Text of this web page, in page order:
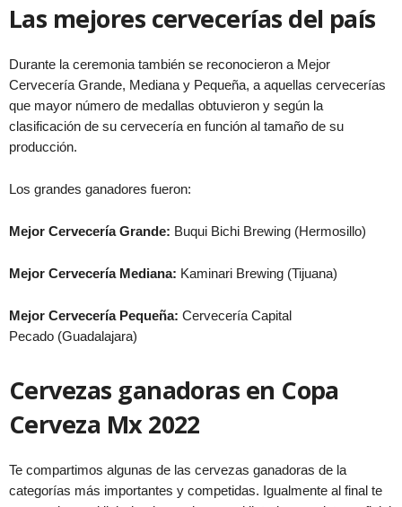
Las mejores cervecerías del país
Durante la ceremonia también se reconocieron a Mejor
Cervecería Grande, Mediana y Pequeña, a aquellas cervecerías
que mayor número de medallas obtuvieron y según la
clasificación de su cervecería en función al tamaño de su
producción.
Los grandes ganadores fueron:
Mejor Cervecería Grande: Buqui Bichi Brewing (Hermosillo)
Mejor Cervecería Mediana: Kaminari Brewing (Tijuana)
Mejor Cervecería Pequeña: Cervecería Capital
Pecado (Guadalajara)
Cervezas ganadoras en Copa
Cerveza Mx 2022
Te compartimos algunas de las cervezas ganadoras de la
categorías más importantes y competidas. Igualmente al final te